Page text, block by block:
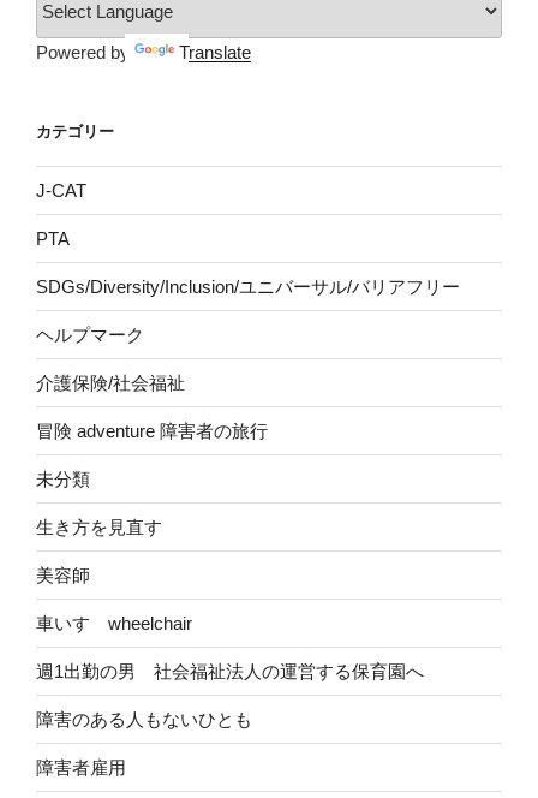
Powered by Translate
カテゴリー
J-CAT
PTA
SDGs/Diversity/Inclusion/ユニバーサル/バリアフリー
ヘルプマーク
介護保険/社会福祉
冒険 adventure 障害者の旅行
未分類
生き方を見直す
美容師
車いす wheelchair
週1出勤の男 社会福祉法人の運営する保育園へ
障害のある人もないひとも
障害者雇用